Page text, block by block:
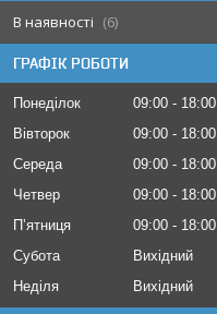
В наявності
6
ГРАФІК РОБОТИ
Понеділок 09:00
18:00
Вівторок
09:00
18:00
Середа
09:00
18:00
Четвер
09:00
18:00
Пʼятниця
09:00
18:00
Субота
Вихідний
Неділя
Вихідний